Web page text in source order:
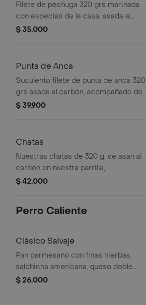
Filete de pechuga 320 grs marinada
con especias de la casa, asada al
carbón acompañado de ensalada,
$ 35.000
Punta de Anca
Suculento filete de punta de anca 320
grs asada al carbón, acompañado de
ensalada, papa o yuca al vapor, ají y
$ 39.900
Chatas
Nuestras chatas de 320 g, se asan al
carbón en nuestra parrilla,
acompañado de ensalada, yuca o
$ 42.000
Perro Caliente
Clásico Salvaje
Pan parmesano con finas hierbas,
salchicha americana, queso doble
crema fundido, tocineta ahumada,
$ 26.000